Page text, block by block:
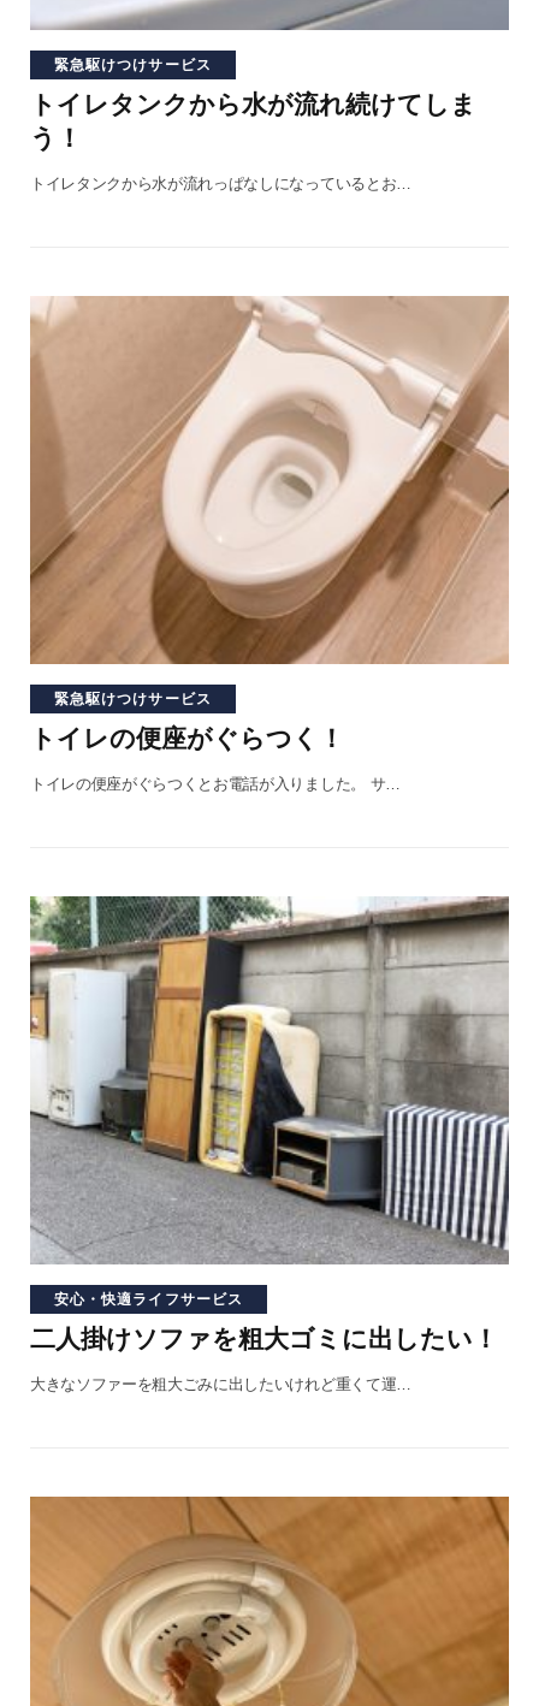
緊急駆けつけサービス
トイレタンクから水が流れ続けてしま
う！
トイレタンクから水が流れっぱなしになっているとお…
緊急駆けつけサービス
トイレの便座がぐらつく！
トイレの便座がぐらつくとお電話が入りました。 サ…
安心・快適ライフサービス
二人掛けソファを粗大ゴミに出したい！
大きなソファーを粗大ごみに出したいけれど重くて運…